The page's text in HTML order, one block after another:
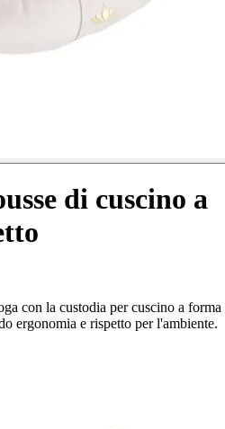
di cuscino a
con la custodia per cuscino a forma
ergonomia e rispetto per l'ambiente.